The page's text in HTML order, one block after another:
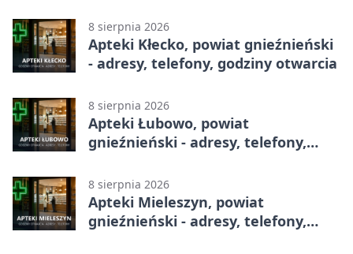
8 sierpnia 2026
Apteki Kłecko, powiat gnieźnieński
- adresy, telefony, godziny otwarcia
8 sierpnia 2026
Apteki Łubowo, powiat
gnieźnieński - adresy, telefony,
8 sierpnia 2026
Apteki Mieleszyn, powiat
gnieźnieński - adresy, telefony,